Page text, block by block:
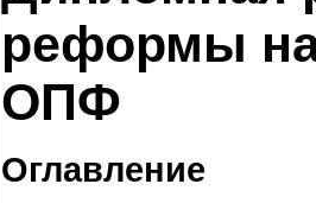
реформы на
ОПФ
Оглавление